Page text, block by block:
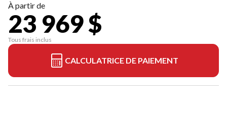
À partir de
23 969 $
Tous frais inclus
CALCULATRICE DE PAIEMENT